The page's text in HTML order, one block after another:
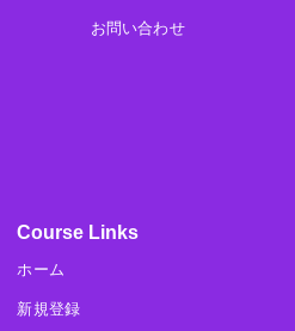
お問い合わせ
Course Links
ホーム
新規登録